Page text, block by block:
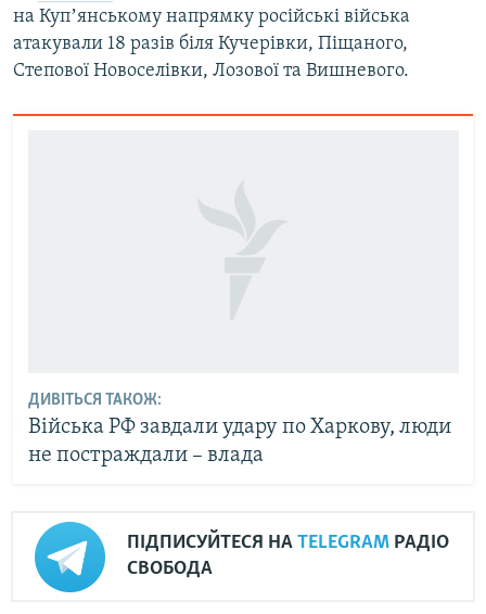
на Купʼянському напрямку російські війська
атакували 18 разів біля Кучерівки, Піщаного,
Степової Новоселівки, Лозової та Вишневого.
ДИВІТЬСЯ ТАКОЖ:
Війська РФ завдали удару по Харкову, люди
не постраждали – влада
ПІДПИСУЙТЕСЯ НА TELEGRAM РАДІО
СВОБОДА